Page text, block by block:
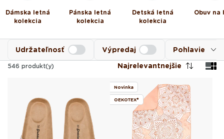
Dámska letná
kolekcia
Pánska letná
kolekcia
Detská letná
kolekcia
Obuv na
Pohlavie
Udržateľnosť Výpredaj
546 produkt(y) Najrelevantnejšie
Novinka
OEKOTEX®